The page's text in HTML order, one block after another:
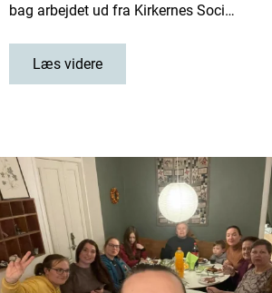
bag arbejdet ud fra Kirkernes Soci…
Læs videre